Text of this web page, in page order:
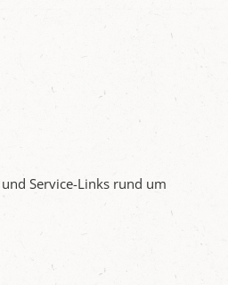
Service-Links rund um